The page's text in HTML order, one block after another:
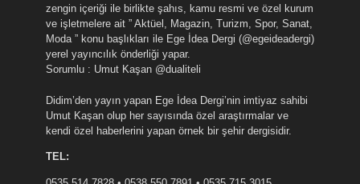
zengin içeriği ile birlikte şahıs, kamu resmi ve özel kurum
ve işletmelere ait ” Aktüel, Magazin, Turizm, Spor, Sanat,
Moda ” konu başlıkları ile Ege İdea Dergi (@egeideadergi)
yerel yayıncılık önderliği yapar.
Sorumlu : Umut Kaşan @dualiteli
Didim’den yayın yapan Ege İdea Dergi’nin imtiyaz sahibi
Umut Kaşan olup her sayısında özel araştırmalar ve
kendi özel haberlerini yapan örnek bir şehir dergisidir.
TEL: